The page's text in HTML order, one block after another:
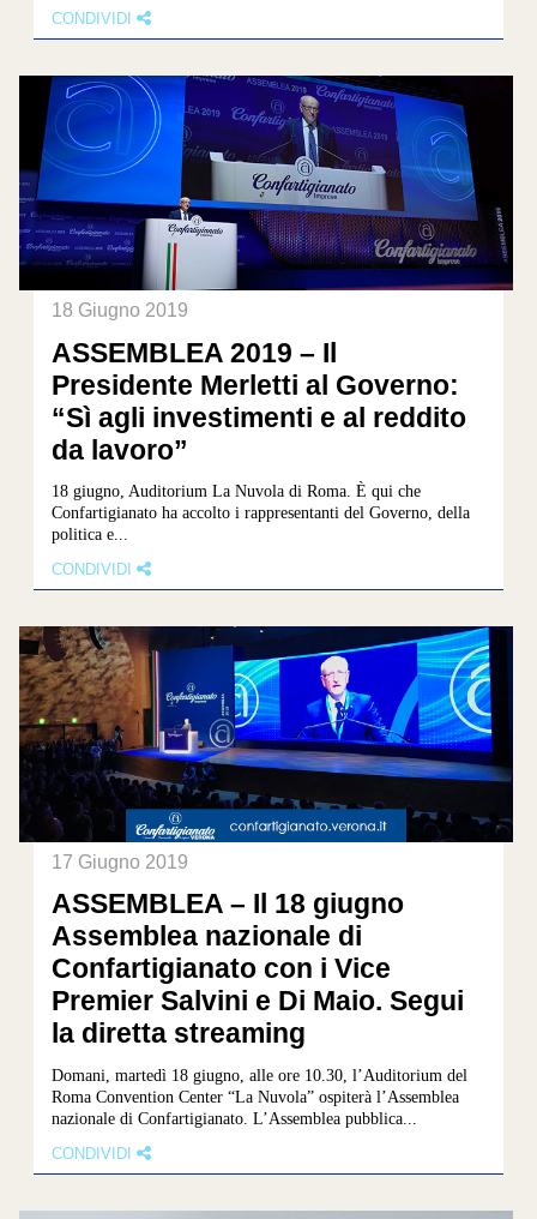
CONDIVIDI
18 Giugno 2019
ASSEMBLEA 2019 – Il
Presidente Merletti al Governo:
“Sì agli investimenti e al reddito
da lavoro”
18 giugno, Auditorium La Nuvola di Roma. È qui che
Confartigianato ha accolto i rappresentanti del Governo, della
politica e...
CONDIVIDI
17 Giugno 2019
ASSEMBLEA – Il 18 giugno
Assemblea nazionale di
Confartigianato con i Vice
Premier Salvini e Di Maio. Segui
la diretta streaming
Domani, martedì 18 giugno, alle ore 10.30, l’Auditorium del
Roma Convention Center “La Nuvola” ospiterà l’Assemblea
nazionale di Confartigianato. L’Assemblea pubblica...
CONDIVIDI